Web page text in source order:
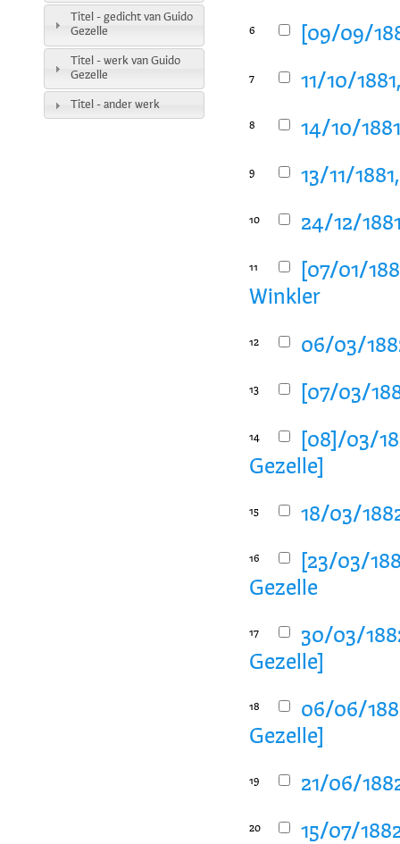
6 [09/09/
7 11/10/
8 14/10/
9 13/11/
10 24/12/
11
[07/01/
Winkler
12 06/03/
13 [07/03/
14
[08]/03/
Gezelle]
15 18/03/
16
[23/03/
Gezelle
17
30/03/
Gezelle]
18
06/06/
Gezelle]
19 21/06/
20 15/07/
Titel - gedicht van Guido
Gezelle
Titel - werk van Guido
Gezelle
Titel - ander werk